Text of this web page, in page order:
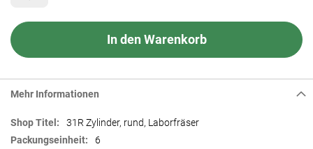
In den Warenkorb
Mehr Informationen
Mehr
Informationen
31R Zylinder, rund, Laborfräser
6